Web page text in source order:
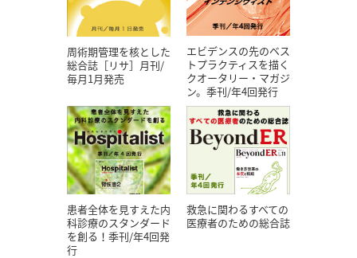
周術期管理を核とした
総合誌［リサ］月刊/
毎月1月発売
エビデンスの先のベス
トプラクティスを描く
クオータリー・マガジ
ン。季刊/年4回発行
患者全体を見すえた内
科診療のスタンダード
を創る！季刊/年4回発
行
救急に関わるすべての
医療者のための総合誌